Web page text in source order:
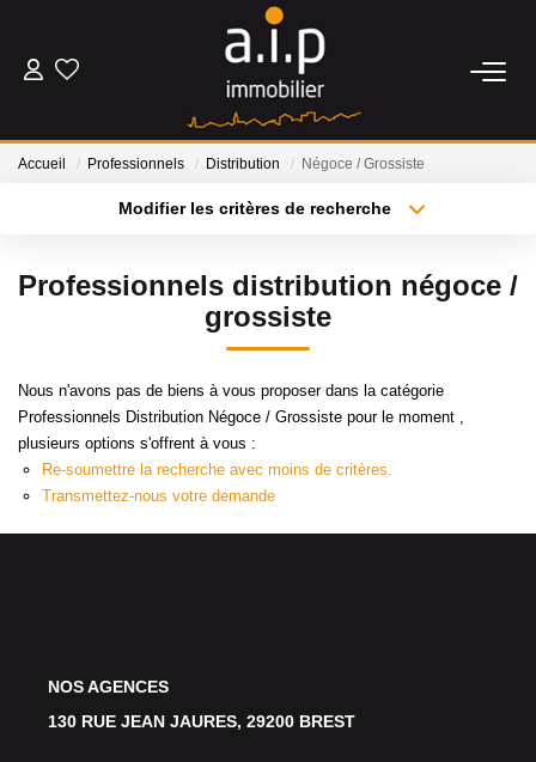
ACHETER
BIENS VENDUS
NOS AGENCES
Qui Sommes Nous
Nos Actualités
Accueil Professionnels Distribution Négoce / Grossiste
Modifier les critères de recherche
Type de bien
Surface min
Créer une alerte
Professionnels distribution négoce /
grossiste
Nous n'avons pas de biens à vous proposer dans la catégorie
Professionnels Distribution Négoce / Grossiste pour le moment ,
plusieurs options s'offrent à vous :
Re-soumettre la recherche avec moins de critères.
Transmettez-nous votre demande
NOS AGENCES
130 RUE JEAN JAURES, 29200 BREST